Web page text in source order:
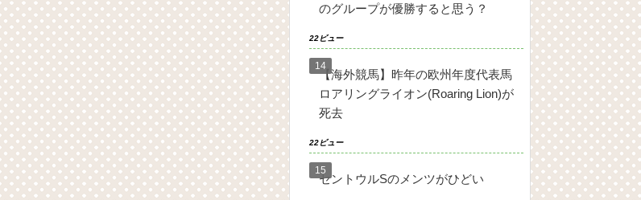
のグループが優勝すると思う？
22ビュー
【海外競馬】昨年の欧州年度代表馬
ロアリングライオン(Roaring Lion)が
死去
22ビュー
セントウルSのメンツがひどい